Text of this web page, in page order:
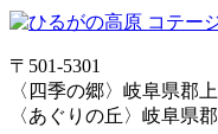
〒501-5301
〈四季の郷〉岐阜県郡
〈あぐりの丘〉岐阜県